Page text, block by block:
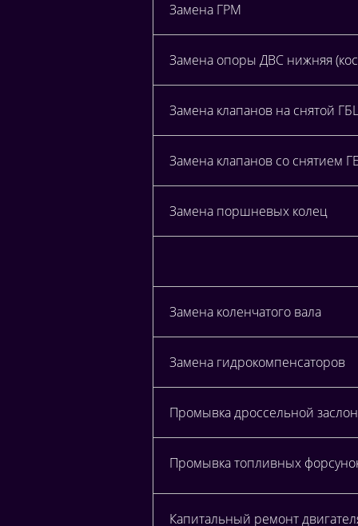
Замена ГРМ
Замена опоры ДВС нижняя
Замена клапанов на снятой
Замена клапанов со снятием
Замена поршневых колец
Замена коленчатого вала
Замена гидрокомпенсаторов
Промывка дроссельной
Промывка топливных
Капитальный ремонт